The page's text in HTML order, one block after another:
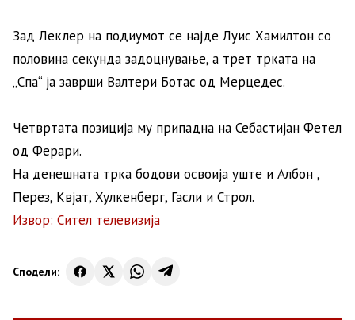
Зад Леклер на подиумот се најде Луис Хамилтон со
половина секунда задоцнување, а трет трката на
„Спа“ ја заврши Валтери Ботас од Мерцедес.
Четвртата позиција му припадна на Себастијан Фетел
од Ферари.
На денешната трка бодови освоија уште и Албон ,
Перез, Квјат, Хулкенберг, Гасли и Строл.
Извор: Сител телевизија
Сподели: